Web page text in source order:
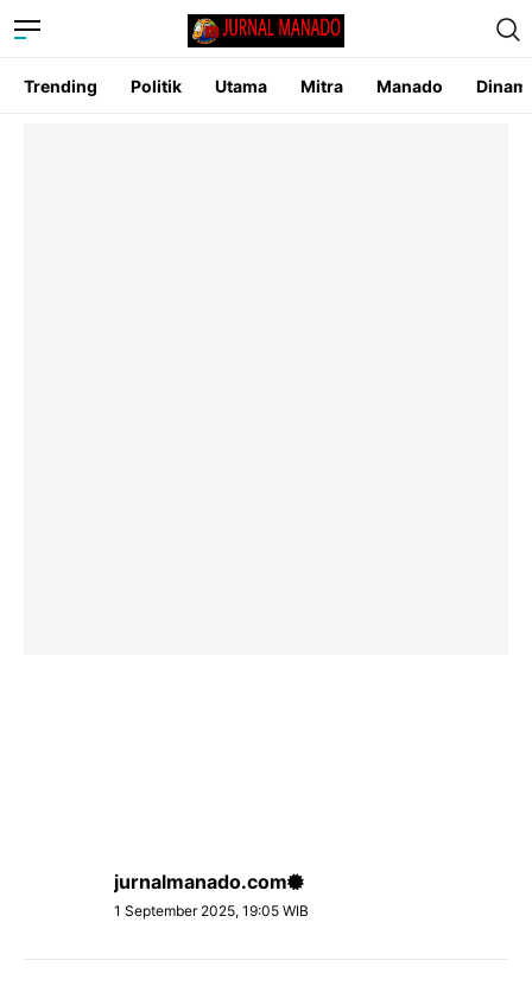
Trending Politik Utama Mitra Manado
jurnalmanado.com
1 September 2025, 19:05 WIB